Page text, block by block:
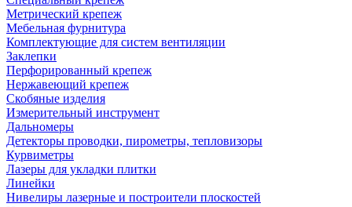
Метрический крепеж
Мебельная фурнитура
Комплектующие для систем вентиляции
Заклепки
Перфорированный крепеж
Нержавеющий крепеж
Скобяные изделия
Измерительный инструмент
Дальномеры
Детекторы проводки, пирометры, тепловизоры
Курвиметры
Лазеры для укладки плитки
Линейки
Нивелиры лазерные и построители плоскостей